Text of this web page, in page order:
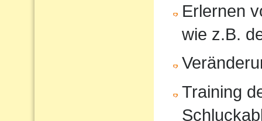
Erlernen
wie z.B.
Training